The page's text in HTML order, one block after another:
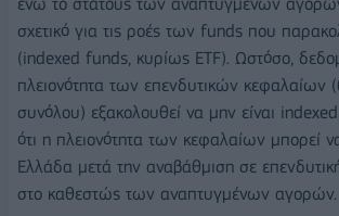
σχετικό για τις ροές των funds που
(indexed funds, κυρίως ETF). Ωστόσο,
πλειονότητα των επενδυτικών κεφαλαίων
συνόλου) εξακολουθεί να μην είναι
ότι η πλειονότητα των κεφαλαίων μπορεί
Ελλάδα μετά την αναβάθμιση σε
στο καθεστώς των αναπτυγμένων αγορών.